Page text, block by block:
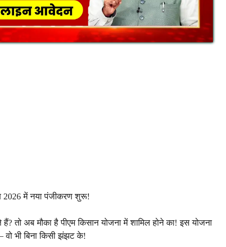
2026 में नया पंजीकरण शुरू!
तो अब मौका है पीएम किसान योजना में शामिल होने का! इस योजना
भी बिना किसी झंझट के!